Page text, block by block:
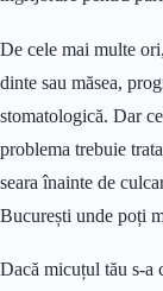
De cele mai multe
dinte sau măsea,
stomatologică. Dar
problema trebuie
seara înainte de
București unde poți
Dacă micuțul tău s-a